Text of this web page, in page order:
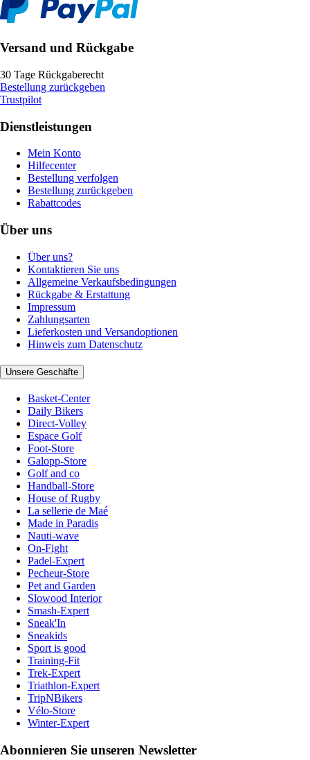
Versand und Rückgabe
30 Tage Rückgaberecht
Bestellung zurückgeben
Trustpilot
Dienstleistungen
Mein Konto
Hilfecenter
Bestellung verfolgen
Bestellung zurückgeben
Rabattcodes
Über uns
Über uns?
Kontaktieren Sie uns
Allgemeine Verkaufsbedingungen
Rückgabe & Erstattung
Impressum
Zahlungsarten
Lieferkosten und Versandoptionen
Hinweis zum Datenschutz
Unsere Geschäfte
Basket-Center
Daily Bikers
Direct-Volley
Espace Golf
Foot-Store
Galopp-Store
Golf and co
Handball-Store
House of Rugby
La sellerie de Maé
Made in Paradis
Nauti-wave
On-Fight
Padel-Expert
Pecheur-Store
Pet and Garden
Slowood Interior
Smash-Expert
Sneak'In
Sneakids
Sport is good
Training-Fit
Trek-Expert
Triathlon-Expert
TripNBikers
Vélo-Store
Winter-Expert
Abonnieren Sie unseren Newsletter